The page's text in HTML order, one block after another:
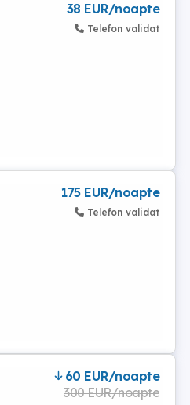
38 EUR/noapte
Telefon validat
175 EUR/noapte
Telefon validat
60 EUR/noapte
300 EUR/noapte